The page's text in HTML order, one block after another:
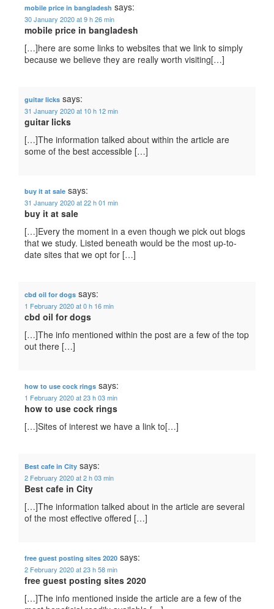
mobile price in bangladesh says:
30 January 2020 at 9 h 26 min
mobile price in bangladesh
[…]here are some links to websites that we link to simply
because we believe they are really worth visiting[…]
guitar licks says:
31 January 2020 at 10 h 12 min
guitar licks
[…]The information talked about within the article are
some of the best accessible […]
buy it at sale says:
31 January 2020 at 22 h 01 min
buy it at sale
[…]Every the moment in a even though we pick out blogs
that we study. Listed beneath would be the most up-to-
date sites that we opt for […]
cbd oil for dogs says:
1 February 2020 at 0 h 16 min
cbd oil for dogs
[…]The info mentioned within the post are a few of the top
out there […]
how to use cock rings says:
1 February 2020 at 23 h 03 min
how to use cock rings
[…]Sites of interest we have a link to[…]
Best cafe in City says:
2 February 2020 at 2 h 03 min
Best cafe in City
[…]The information talked about in the article are several
of the most effective offered […]
free guest posting sites 2020 says:
2 February 2020 at 23 h 58 min
free guest posting sites 2020
[…]The info mentioned inside the article are a few of the